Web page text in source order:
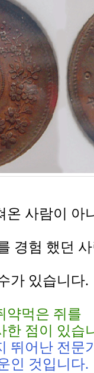
온 사람이 아
경험 했던
가 있습니다.
약먹은 쥐를
한 점이 있습
뛰어난 전문
인 것입니다.